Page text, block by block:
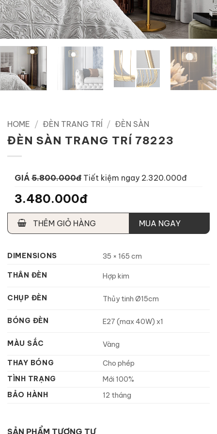
HOME / ĐÈN TRANG TRÍ / ĐÈN SÀN
ĐÈN SÀN TRANG TRÍ 78223
GIÁ 5.800.000đ Tiết kiệm ngay 2.320.000đ
3.480.000đ
THÊM GIỎ HÀNG MUA NGAY
DIMENSIONS 35 × 165 cm
THÂN ĐÈN Hợp kim
CHỤP ĐÈN Thủy tinh Ø15cm
BÓNG ĐÈN E27 (max 40W) x1
MÀU SẮC Vàng
THAY BÓNG
Cho phép
TÌNH TRẠNG
Mới 100%
BẢO HÀNH
12 tháng
SẢN PHẨM TƯƠNG TỰ